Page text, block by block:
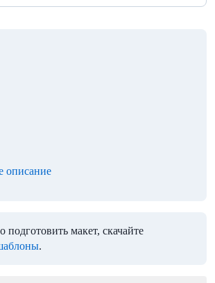
описание
подготовить макет, скачайте
.